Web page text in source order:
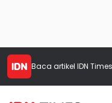
Baca artikel IDN Times